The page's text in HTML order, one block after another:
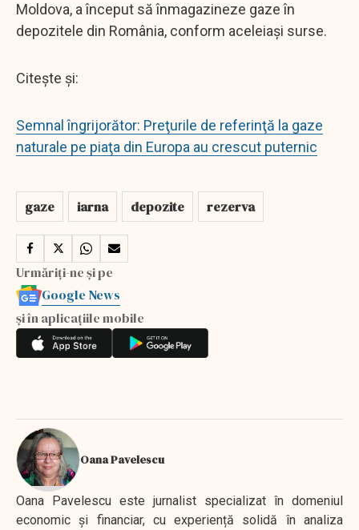
Moldova, a început să înmagazineze gaze în
depozitele din România, conform aceleiaşi surse.
Citește și:
Semnal îngrijorător: Preţurile de referinţă la gaze
naturale pe piaţa din Europa au crescut puternic
gaze iarna depozite rezerva
Urmăriți-ne și pe
Google News
și în aplicațiile mobile
Oana Pavelescu
Oana Pavelescu este jurnalist specializat în domeniul
economic și financiar, cu experiență solidă în analiza